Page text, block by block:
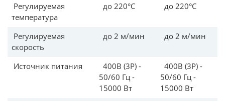
Регулируемая
температура
до 220°C до 220°C
Регулируемая
скорость
до 2 м/мин до 2 м/мин
Источник питания
400В (3P) -
50/60 Гц -
15000 Вт
400В (3P) -
50/60 Гц -
15000 Вт